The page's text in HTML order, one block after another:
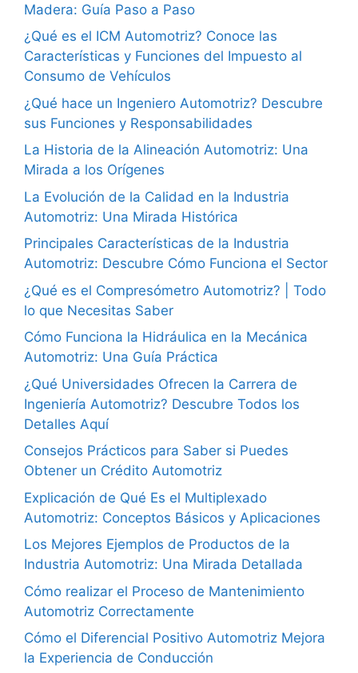
Madera: Guía Paso a Paso
¿Qué es el ICM Automotriz? Conoce las
Características y Funciones del Impuesto al
Consumo de Vehículos
¿Qué hace un Ingeniero Automotriz? Descubre
sus Funciones y Responsabilidades
La Historia de la Alineación Automotriz: Una
Mirada a los Orígenes
La Evolución de la Calidad en la Industria
Automotriz: Una Mirada Histórica
Principales Características de la Industria
Automotriz: Descubre Cómo Funciona el Sector
¿Qué es el Compresómetro Automotriz? | Todo
lo que Necesitas Saber
Cómo Funciona la Hidráulica en la Mecánica
Automotriz: Una Guía Práctica
¿Qué Universidades Ofrecen la Carrera de
Ingeniería Automotriz? Descubre Todos los
Detalles Aquí
Consejos Prácticos para Saber si Puedes
Obtener un Crédito Automotriz
Explicación de Qué Es el Multiplexado
Automotriz: Conceptos Básicos y Aplicaciones
Los Mejores Ejemplos de Productos de la
Industria Automotriz: Una Mirada Detallada
Cómo realizar el Proceso de Mantenimiento
Automotriz Correctamente
Cómo el Diferencial Positivo Automotriz Mejora
la Experiencia de Conducción